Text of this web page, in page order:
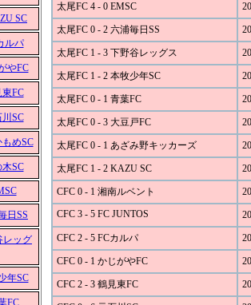
SC
ルパ
やFC
東FC
SC
めSC
SC
日SS
レッグ
年SC
FC
太尾FC 4 - 0 EMSC
太尾FC 0 - 2 六浦毎日SS
太尾FC 1 - 3 下野谷レッグス
太尾FC 1 - 2 本牧少年SC
太尾FC 0 - 1 青葉FC
太尾FC 0 - 3 大豆戸FC
太尾FC 0 - 1 あざみ野キッカーズ
太尾FC 1 - 2 KAZU SC
CFC 0 - 1 湘南ルベント
CFC 3 - 5 FC JUNTOS
CFC 2 - 5 FCカルパ
CFC 0 - 1 かじがやFC
CFC 2 - 3 鶴見東FC